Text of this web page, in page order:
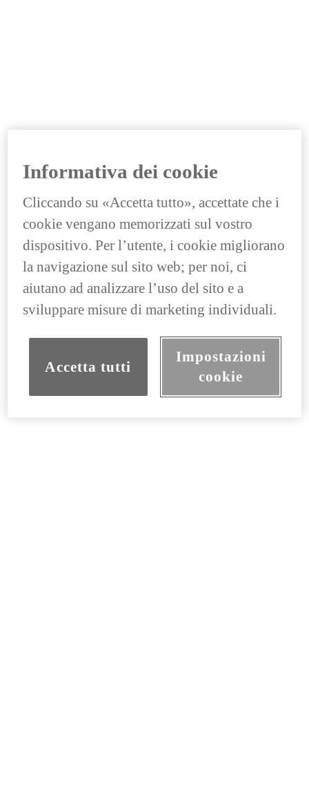
Informativa dei cookie
Cliccando su «Accetta tutto», accettate che i
cookie vengano memorizzati sul vostro
dispositivo. Per l’utente, i cookie migliorano
la navigazione sul sito web; per noi, ci
aiutano ad analizzare l’uso del sito e a
sviluppare misure di marketing individuali.
Accetta tutti
Impostazioni
cookie